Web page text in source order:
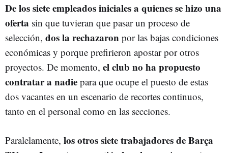
De los siete empleados iniciales a quienes se hizo una
oferta sin que tuvieran que pasar un proceso de
selección, dos la rechazaron por las bajas condiciones
económicas y porque prefirieron apostar por otros
proyectos. De momento, el club no ha propuesto
contratar a nadie para que ocupe el puesto de estas
dos vacantes en un escenario de recortes continuos,
tanto en el personal como en las secciones.
Paralelamente, los otros siete trabajadores de Barça